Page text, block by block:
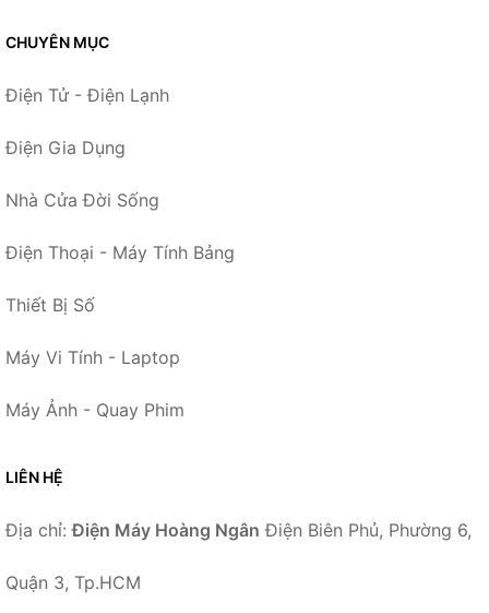
CHUYÊN MỤC
Điện Tử - Điện Lạnh
Điện Gia Dụng
Nhà Cửa Đời Sống
Điện Thoại - Máy Tính Bảng
Thiết Bị Số
Máy Vi Tính - Laptop
Máy Ảnh - Quay Phim
LIÊN HỆ
Địa chỉ:Điện Máy Hoàng Ngân Điện Biên Phủ, Phường 6,
Quận 3, Tp.HCM